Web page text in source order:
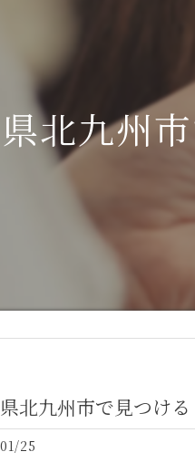
北九州
北九州市で見つけ
25